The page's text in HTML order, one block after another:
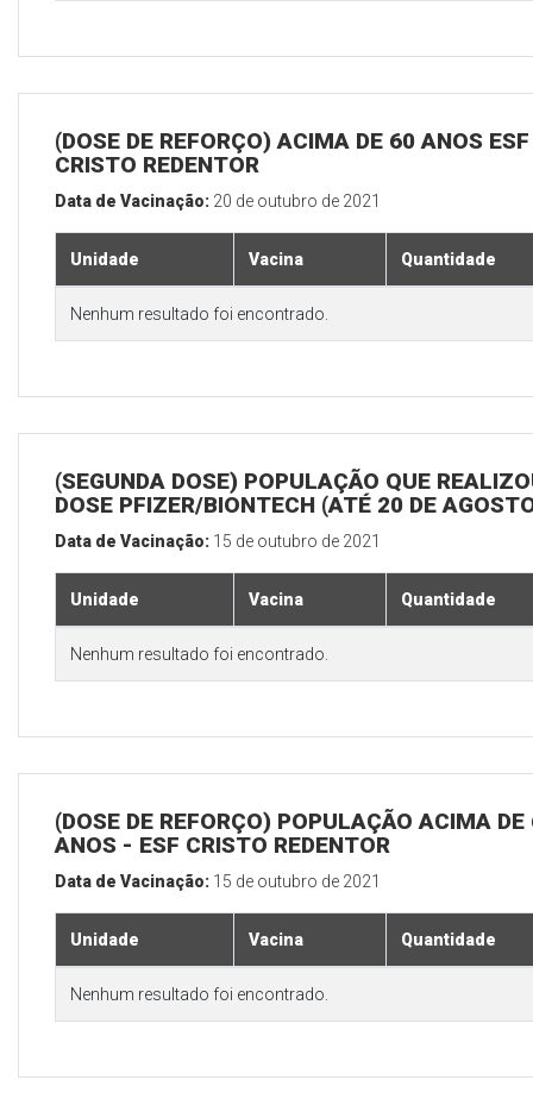
(DOSE DE REFORÇO) ACIMA DE 60 ANOS ESF
CRISTO REDENTOR
Data de Vacinação: 20 de outubro de 2021
Unidade Vacina Quantidade
Nenhum resultado foi encontrado.
(SEGUNDA DOSE) POPULAÇÃO QUE
DOSE PFIZER/BIONTECH (ATÉ 20 DE
Data de Vacinação: 15 de outubro de 2021
Unidade Vacina Quantidade
Nenhum resultado foi encontrado.
(DOSE DE REFORÇO) POPULAÇÃO ACIMA DE
ANOS - ESF CRISTO REDENTOR
Data de Vacinação: 15 de outubro de 2021
Unidade Vacina Quantidade
Nenhum resultado foi encontrado.